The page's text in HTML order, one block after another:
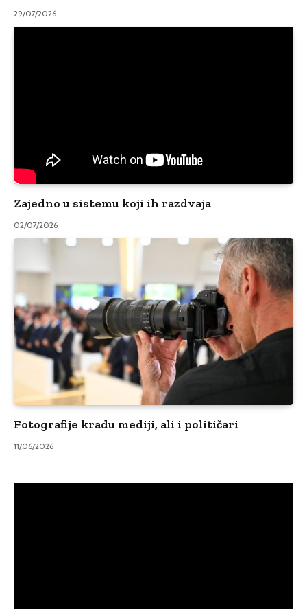
29/07/2026
Zajedno u sistemu koji ih razdvaja
02/07/2026
Fotografije kradu mediji, ali i političari
11/06/2026